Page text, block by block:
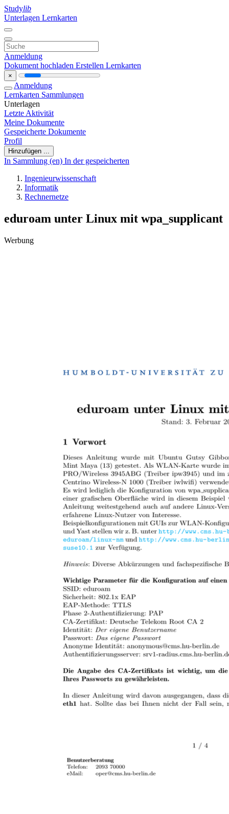
Studylib
Unterlagen Lernkarten
Anmeldung
Dokument hochladen Erstellen Lernkarten
×
Anmeldung
Lernkarten Sammlungen
Unterlagen
Letzte Aktivität
Meine Dokumente
Gespeicherte Dokumente
Profil
Hinzufügen ...
In Sammlung (en) In der gespeicherten
Ingenieurwissenschaft
Informatik
Rechnernetze
eduroam unter Linux mit wpa_supplicant
Werbung